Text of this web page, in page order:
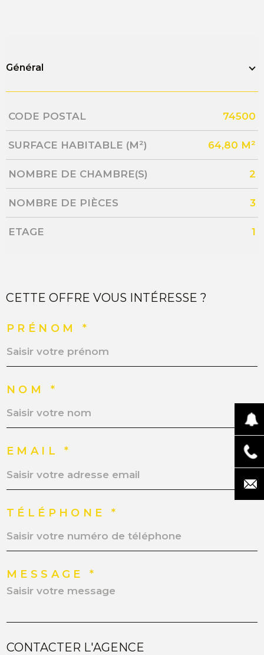
Général
Caractérisque Valeurs
CODE POSTAL 74500
SURFACE HABITABLE (M²) 64,80 M²
NOMBRE DE CHAMBRE(S) 2
NOMBRE DE PIÈCES 3
ETAGE 1
CETTE OFFRE VOUS INTÉRESSE ?
PRÉNOM *
NOM *
EMAIL *
TÉLÉPHONE *
MESSAGE *
CONTACTER L'AGENCE